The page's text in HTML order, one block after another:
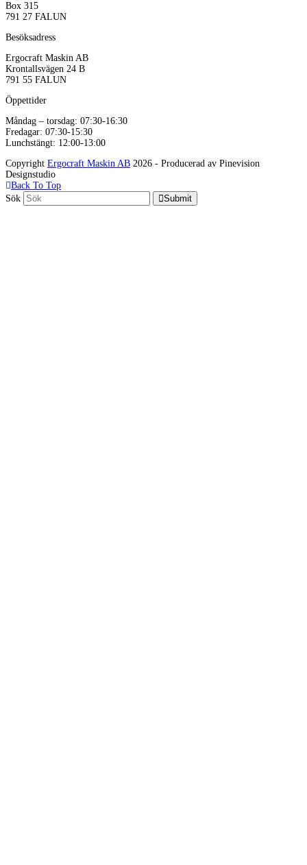
Box 315
791 27 FALUN
Besöksadress
Ergocraft Maskin AB
Krontallsvägen 24 B
791 55 FALUN
Öppettider
Måndag – torsdag: 07:30-16:30
Fredagar: 07:30-15:30
Lunchstängt: 12:00-13:00
Copyright Ergocraft Maskin AB 2026 - Producerad av Pinevision
Designstudio
Back To Top
Sök
Submit